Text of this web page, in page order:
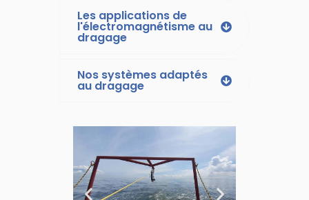
Les applications de
l'électromagnétisme au
dragage
Nos systèmes adaptés
au dragage